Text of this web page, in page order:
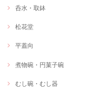
呑水・取鉢
松花堂
平蓋向
煮物碗・円菓子碗
むし碗・むし器